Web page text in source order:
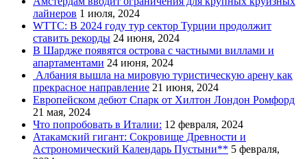
лайнеров 1 июля, 2024
WTTC: В 2024 году тур сектор Турции продолжит
ставить рекорды 24 июня, 2024
В Шардже появятся острова с частными виллами и
апартаментами 24 июня, 2024
Албания вышла на мировую туристическую арену как
прекрасное направление 21 июня, 2024
Европейском дебют Спарк от Хилтон Лондон Ромфорд
21 мая, 2024
Что попробовать в Италии: 12 февраля, 2024
Атакамский гигант: Сокровище Древности и
Астрономический Календарь Пустыни** 5 февраля,